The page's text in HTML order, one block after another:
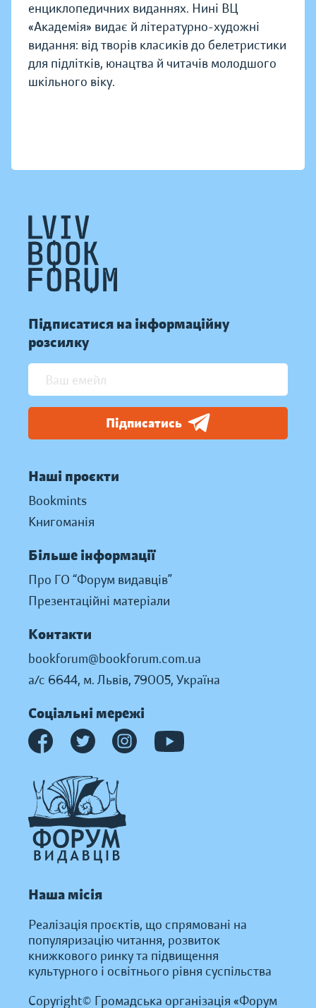
енциклопедичних виданнях. Нині ВЦ
«Академія» видає й літературно-художні
видання: від творів класиків до белетристики
для підлітків, юнацтва й читачів молодшого
шкільного віку.
Підписатися на інформаційну
розсилку
Підписатись
Наші проєкти
Bookmints
Книгоманія
Більше інформації
Про ГО “Форум видавців”
Презентаційні матеріали
Контакти
bookforum@bookforum.com.ua
а/с 6644, м. Львів, 79005, Україна
Соціальні мережі
Наша місія
Реалізація проєктів, що спрямовані на
популяризацію читання, розвиток
книжкового ринку та підвищення
культурного і освітнього рівня суспільства
Copyright© Громадська організація «Форум